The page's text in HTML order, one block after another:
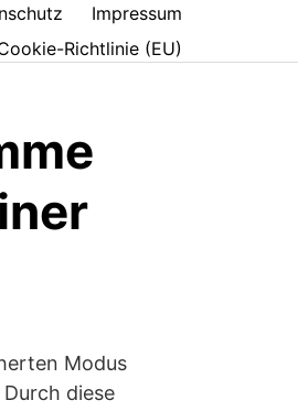
Impressum
Richtlinie (EU)
Modus
diese